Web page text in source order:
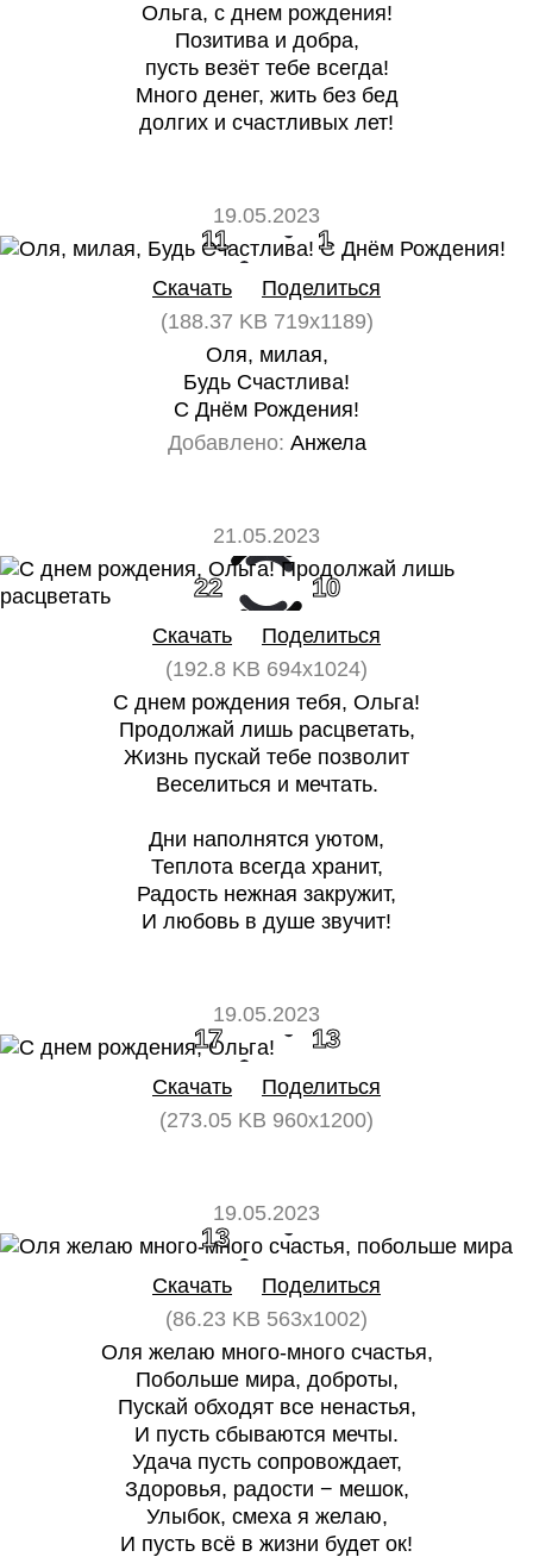
Ольга, с днем рождения!
Позитива и добра,
пусть везёт тебе всегда!
Много денег, жить без бед
долгих и счастливых лет!
19.05.2023
11 1
Скачать
Поделиться
(188.37 KB 719x1189)
Оля, милая,
Будь Счастлива!
С Днём Рождения!
Добавлено: Анжела
21.05.2023
22 10
Скачать
Поделиться
(192.8 KB 694x1024)
С днем рождения тебя, Ольга!
Продолжай лишь расцветать,
Жизнь пускай тебе позволит
Веселиться и мечтать.
Дни наполнятся уютом,
Теплота всегда хранит,
Радость нежная закружит,
И любовь в душе звучит!
19.05.2023
17 13
Скачать
Поделиться
(273.05 KB 960x1200)
19.05.2023
13 0
Скачать
Поделиться
(86.23 KB 563x1002)
Оля желаю много-много счастья,
Побольше мира, доброты,
Пускай обходят все ненастья,
И пусть сбываются мечты.
Удача пусть сопровождает,
Здоровья, радости − мешок,
Улыбок, смеха я желаю,
И пусть всё в жизни будет ок!